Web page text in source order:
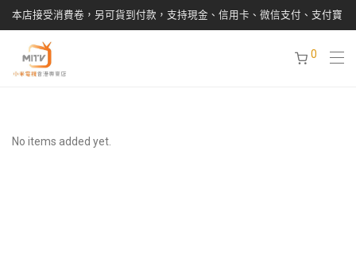
本店接受消費卷，另可貨到付款，支持現金、信用卡、微信支付、支付寶
0
No items added yet.